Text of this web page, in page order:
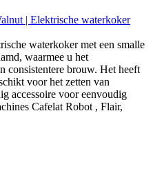
| Elektrische waterkoker
waterkoker met een smalle
waarmee u het
consistentere brouw. Het heeft
voor het zetten van
accessoire voor eenvoudig
Cafelat Robot , Flair,